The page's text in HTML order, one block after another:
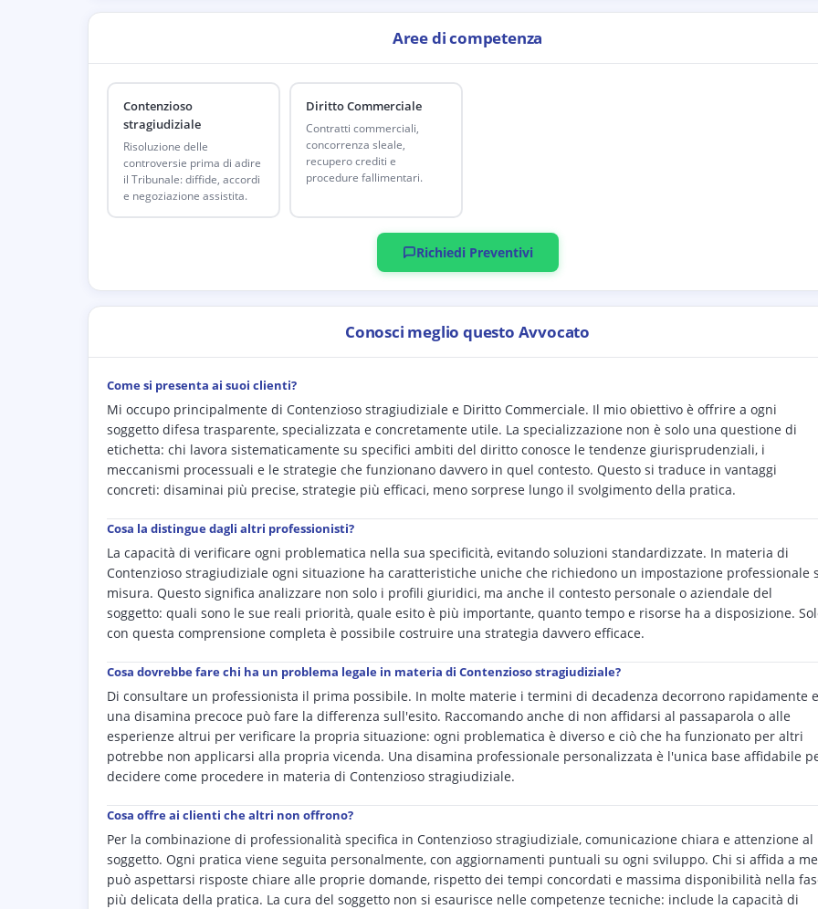
Aree di competenza
Contenzioso
stragiudiziale
Risoluzione delle
controversie prima di adire
il Tribunale: diffide, accordi
e negoziazione assistita.
Diritto Commerciale
Contratti commerciali,
concorrenza sleale,
recupero crediti e
procedure fallimentari.
Richiedi Preventivi
Conosci meglio questo Avvocato
Come si presenta ai suoi clienti?
Mi occupo principalmente di Contenzioso stragiudiziale e Diritto Commerciale. Il mio obiettivo è offrire a ogni
soggetto difesa trasparente, specializzata e concretamente utile. La specializzazione non è solo una questione di
etichetta: chi lavora sistematicamente su specifici ambiti del diritto conosce le tendenze giurisprudenziali, i
meccanismi processuali e le strategie che funzionano davvero in quel contesto. Questo si traduce in vantaggi
concreti: disaminai più precise, strategie più efficaci, meno sorprese lungo il svolgimento della pratica.
Cosa la distingue dagli altri professionisti?
La capacità di verificare ogni problematica nella sua specificità, evitando soluzioni standardizzate. In materia di
Contenzioso stragiudiziale ogni situazione ha caratteristiche uniche che richiedono un impostazione professionale
misura. Questo significa analizzare non solo i profili giuridici, ma anche il contesto personale o aziendale del
soggetto: quali sono le sue reali priorità, quale esito è più importante, quanto tempo e risorse ha a disposizione.
con questa comprensione completa è possibile costruire una strategia davvero efficace.
Cosa dovrebbe fare chi ha un problema legale in materia di Contenzioso stragiudiziale?
Di consultare un professionista il prima possibile. In molte materie i termini di decadenza decorrono rapidamente e
una disamina precoce può fare la differenza sull'esito. Raccomando anche di non affidarsi al passaparola o alle
esperienze altrui per verificare la propria situazione: ogni problematica è diverso e ciò che ha funzionato per altri
potrebbe non applicarsi alla propria vicenda. Una disamina professionale personalizzata è l'unica base affidabile
decidere come procedere in materia di Contenzioso stragiudiziale.
Cosa offre ai clienti che altri non offrono?
Per la combinazione di professionalità specifica in Contenzioso stragiudiziale, comunicazione chiara e attenzione al
soggetto. Ogni pratica viene seguita personalmente, con aggiornamenti puntuali su ogni sviluppo. Chi si affida a me
può aspettarsi risposte chiare alle proprie domande, rispetto dei tempi concordati e massima disponibilità nella
più delicata della pratica. La cura del soggetto non si esaurisce nelle competenze tecniche: include la capacità di